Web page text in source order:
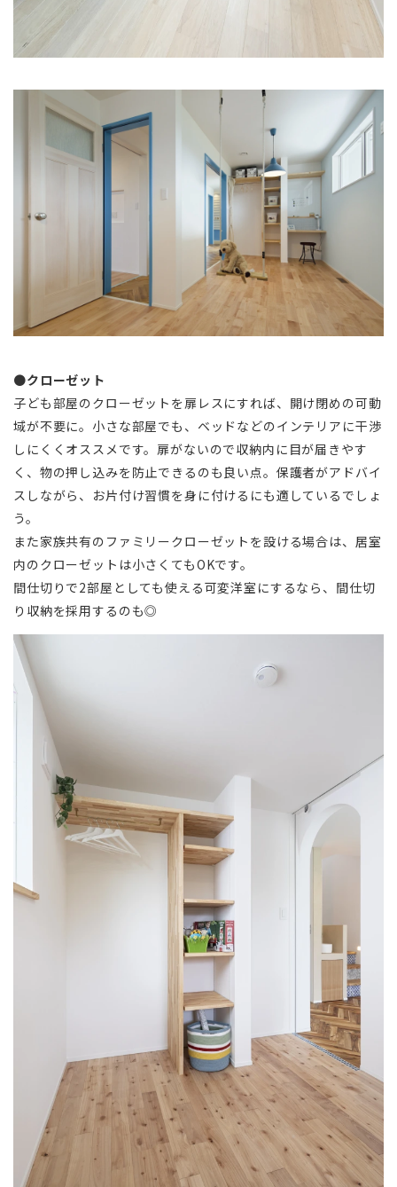
●クローゼット
子ども部屋のクローゼットを扉レスにすれば、開け閉めの可動
域が不要に。小さな部屋でも、ベッドなどのインテリアに干渉
しにくくオススメです。扉がないので収納内に目が届きやす
く、物の押し込みを防止できるのも良い点。保護者がアドバイ
スしながら、お片付け習慣を身に付けるにも適しているでしょ
う。
また家族共有のファミリークローゼットを設ける場合は、居室
内のクローゼットは小さくてもOKです。
間仕切りで2部屋としても使える可変洋室にするなら、間仕切
り収納を採用するのも◎